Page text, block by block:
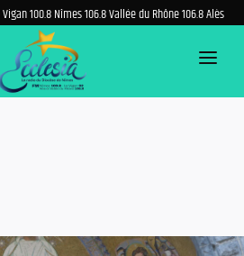
100.8 Nîmes 106.8 Vallée du Rhône 106.8 Alès